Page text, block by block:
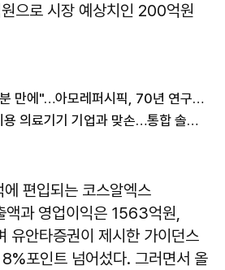
으로 시장 예상치인 200억원
"12일 걸리던 검토 5분 만에"…아모레퍼시픽, 70년 연구자료 AI로 통합
아모레퍼시픽, 피부미용 의료기기 기업과 맞손…통합 솔루션 개발
편입되는 코스알엑스
과 영업이익은 1563억원,
유안타증권이 제시한 가이던스
포인트 넘어섰다. 그러면서 올